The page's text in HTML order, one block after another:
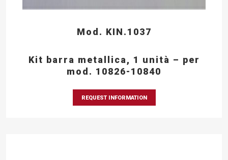
Mod. KIN.1037
Kit barra metallica, 1 unità – per
mod. 10826-10840
REQUEST INFORMATION